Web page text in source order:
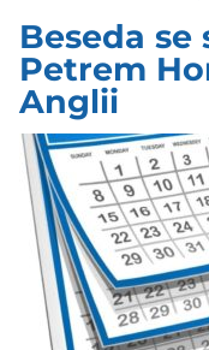
Beseda se
Petrem
Anglii